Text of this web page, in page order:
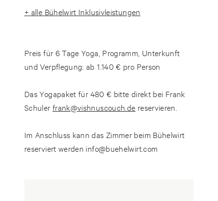
+ alle Bühelwirt Inklusivleistungen
Preis für 6 Tage Yoga, Programm, Unterkunft
und Verpflegung: ab 1.140 € pro Person
DasYogapaket für 480 € bitte direkt bei Frank
Schuler frank@vishnuscouch.de reservieren.
Im Anschluss kann das Zimmer beim Bühelwirt
reserviert werden info@buehelwirt.com